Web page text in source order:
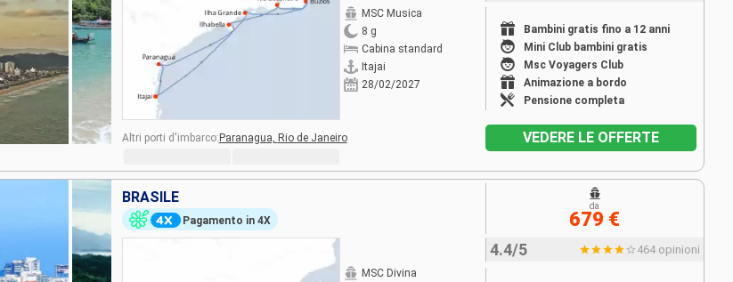
MSC Musica
8 g
Cabina standard
Itajai
28/02/2027
Bambini gratis fino a 12 anni
Mini Club bambini gratis
Msc Voyagers Club
Animazione a bordo
Pensione completa
Altri porti d'imbarco:Paranagua, Rio de Janeiro VEDERE LE OFFERTE
BRASILE
Pagamento in 4X
MSC Divina
4.4/5 464 opinioni
da
679 €